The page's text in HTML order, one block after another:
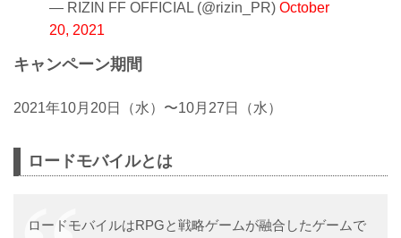
— RIZIN FF OFFICIAL (@rizin_PR) October
20, 2021
キャンペーン期間
2021年10月20日（水）〜10月27日（水）
ロードモバイルとは
ロードモバイルはRPGと戦略ゲームが融合したゲームで